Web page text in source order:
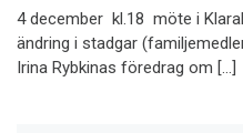
4 december kl.18 möte i
ändring i stadgar
Irina Rybkinas föredrag om […]